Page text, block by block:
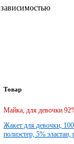
зависимостью
Товар
Майка, для девочки
Жакет для девочки,
полиэстер, 5%